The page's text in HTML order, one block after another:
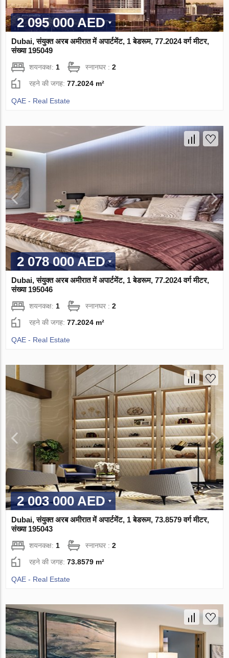
2 095 000 AED
Dubai, संयुक्त अरब अमीरात में अपार्टमेंट, 1 बेडरूम, 77.2024 वर्ग मीटर,
संख्या 195049
शयनकक्ष: 1 स्नानघर :2
रहने की जगह:77.2024 m²
QAE - Real Estate
2 078 000 AED
Dubai, संयुक्त अरब अमीरात में अपार्टमेंट, 1 बेडरूम, 77.2024 वर्ग मीटर,
संख्या 195046
शयनकक्ष:1 स्नानघर :2
रहने की जगह:77.2024 m²
QAE - Real Estate
2 003 000 AED
Dubai, संयुक्त अरब अमीरात में अपार्टमेंट, 1 बेडरूम, 73.8579 वर्ग मीटर,
संख्या 195043
शयनकक्ष: 1 स्नानघर :2
रहने की जगह:73.8579 m²
QAE - Real Estate